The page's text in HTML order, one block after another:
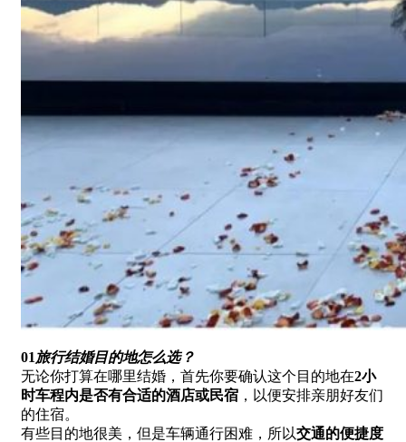
01 旅行结婚目的地怎么选？
无论你打算在哪里结婚，首先你要确认这个目的地在2小
时车程内是否有合适的酒店或民宿 ，以便安排亲朋好友们
的住宿。
有些目的地很美，但是车辆通行困难，所以交通的便捷度